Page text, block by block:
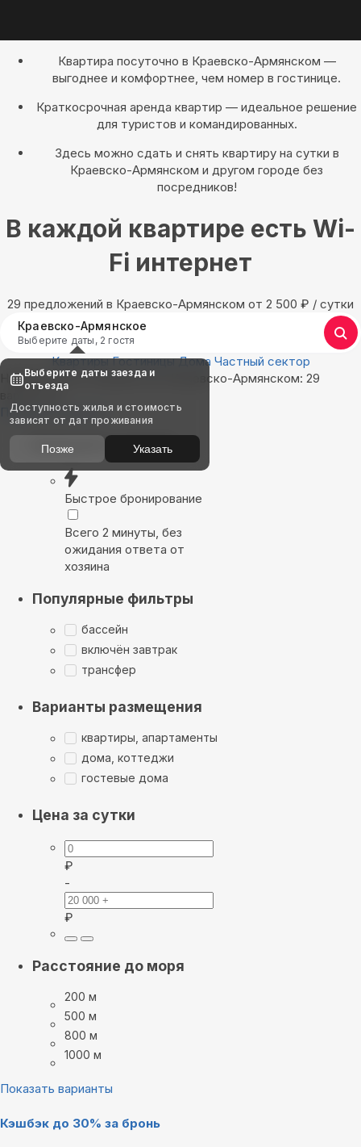
Квартира посуточно в Краевско-Армянском —
выгоднее и комфортнее, чем номер в гостинице.
Краткосрочная аренда квартир — идеальное решение
для туристов и командированных.
Здесь можно сдать и снять квартиру на сутки в
Краевско-Армянском и другом городе без
посредников!
В каждой квартире есть Wi-
Fi интернет
29 предложений в Краевско-Армянском oт 2 500 ₽ / сутки
Краевско-Армянское
Выберите даты, 2 гостя
Квартиры Гостиницы Дома Частный сектор
Найдём, где остановиться в Краевско-Армянском: 29
вариантов
Показать на карте
Выбирайте лучшее
Быстрое бронирование
Всего 2 минуты, без
ожидания ответа от
хозяина
Популярные фильтры
бассейн
включён завтрак
трансфер
Варианты размещения
квартиры, апартаменты
дома, коттеджи
гостевые дома
Цена за сутки
₽
-
₽
Расстояние до моря
200 м
500 м
800 м
1000 м
Показать варианты
Кэшбэк до 30% за бронь
Выберите даты заезда и
отъезда
Доступность жилья и стоимость
зависят от дат проживания
Позже Указать